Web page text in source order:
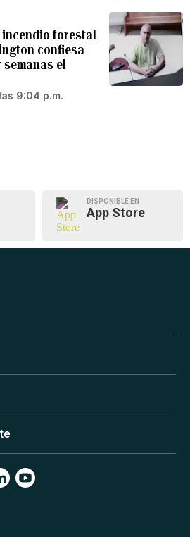
forestal
confiesa
el
9:04 p.m.
DISPONIBLE EN
App Store